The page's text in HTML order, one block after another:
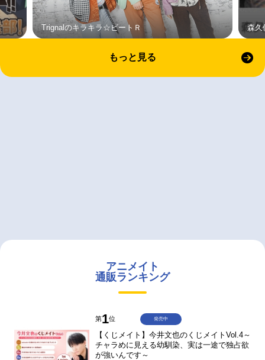
Trignalのキラキラ☆ビートＲ 森久
もっと見る
アニメイト
通販ランキング
第1位
【くじメイト】今井文也のくじメイトVol.4～
チャラめに見える幼馴染、実は一途で独占欲
が強いんです～
発売中